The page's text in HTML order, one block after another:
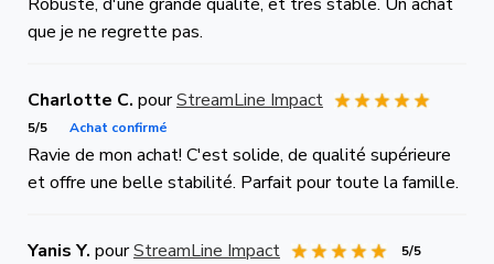
que je ne regrette pas.
Charlotte C. pourStreamLine Impact
5/5 Achat confirmé
Ravie de mon achat! C'est solide, de qualité supérieure
et offre une belle stabilité. Parfait pour toute la famille.
Yanis Y. pourStreamLine Impact
5/5